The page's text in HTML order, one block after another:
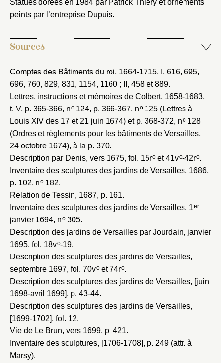
Statues dorées en 1984 par Patrick Thiery et ornements
peints par l’entreprise Dupuis.
Sources
Comptes des Bâtiments du roi, 1664-1715, I, 616, 695,
696, 760, 829, 831, 1154, 1160 ; II, 458 et 889.
Lettres, instructions et mémoires de Colbert, 1658-1683,
t. V, p. 365-366, no124, p. 366-367, no125 (Lettres à
Louis XIV des 17 et 21 juin 1674) et p. 368-372, no128
(Ordres et règlements pour les bâtiments de Versailles,
24 octobre 1674), à la p. 370.
Description par Denis, vers 1675, fol. 15roet 41vo-42ro.
Inventaire des sculptures des jardins de Versailles, 1686,
p. 102, no182.
Relation de Tessin, 1687, p. 161.
Inventaire des sculptures des jardins de Versailles, 1er
janvier 1694, no305.
Description des jardins de Versailles par Jourdain, janvier
1695, fol. 18vo-19.
Description des sculptures des jardins de Versailles,
septembre 1697, fol. 70voet 74ro.
Description des sculptures des jardins de Versailles, [juin
1698-avril 1699], p. 43-44.
Description des sculptures des jardins de Versailles,
[1699-1702], fol. 12.
Vie de Le Brun, vers 1699, p. 421.
Inventaire des sculptures, [1706-1708], p. 249 (attr. à
Marsy).
Créer et ajouter
Envoyer
Vous n'êtes pas encore inscrit ? Créer un compte
Vous avez oublié votre mot de passe ?
Cliquez ici